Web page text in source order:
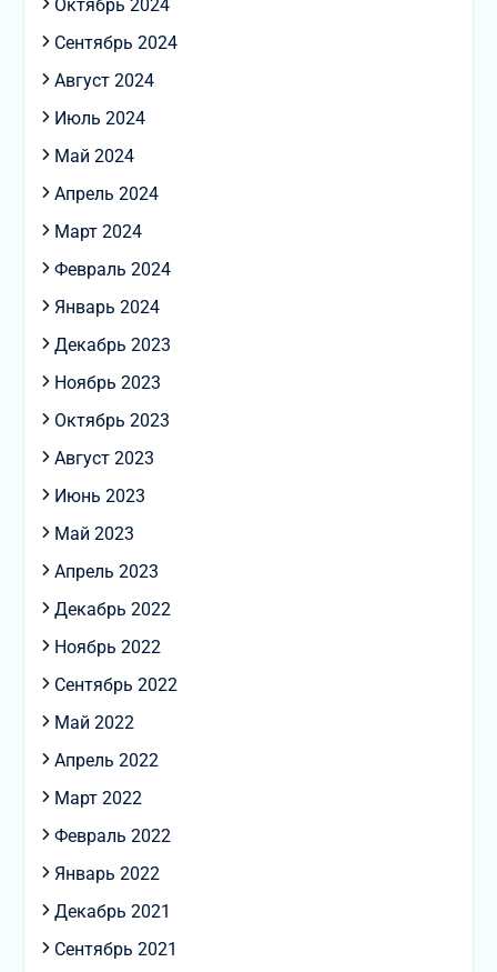
Октябрь 2024
Сентябрь 2024
Август 2024
Июль 2024
Май 2024
Апрель 2024
Март 2024
Февраль 2024
Январь 2024
Декабрь 2023
Ноябрь 2023
Октябрь 2023
Август 2023
Июнь 2023
Май 2023
Апрель 2023
Декабрь 2022
Ноябрь 2022
Сентябрь 2022
Май 2022
Апрель 2022
Март 2022
Февраль 2022
Январь 2022
Декабрь 2021
Сентябрь 2021